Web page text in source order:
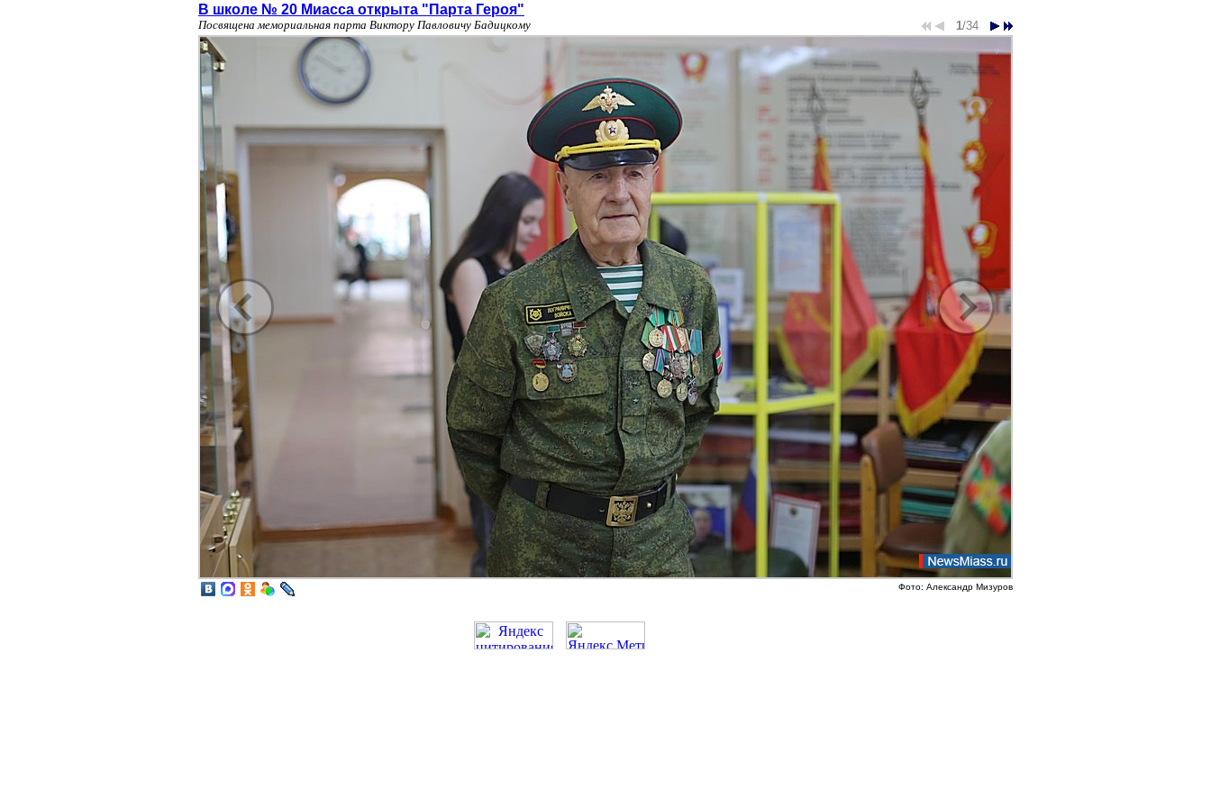
В школе № 20 Миасса открыта "Парта Героя"
Посвящена мемориальная парта Виктору Павловичу Бадицкому 1/34
Фото: Александр Мизуров